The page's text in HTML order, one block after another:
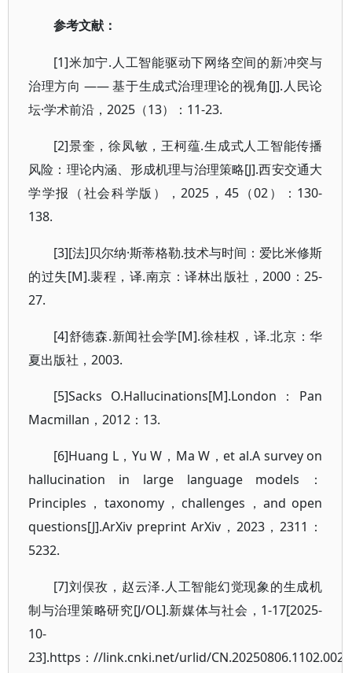
参考文献：
[1]米加宁.人工智能驱动下网络空间的新冲突与
治理方向 —— 基于生成式治理理论的视角[J].人民论
坛·学术前沿，2025（13）：11-23.
[2]景奎，徐凤敏，王柯蕴.生成式人工智能传播
风险：理论内涵、形成机理与治理策略[J].西安交通大
学学报（社会科学版），2025，45（02）：130-
138.
[3][法]贝尔纳·斯蒂格勒.技术与时间：爱比米修斯
的过失[M].裴程，译.南京：译林出版社，2000：25-
27.
[4]舒德森.新闻社会学[M].徐桂权，译.北京：华
夏出版社，2003.
[5]Sacks O.Hallucinations[M].London：Pan
Macmillan，2012：13.
[6]Huang L，Yu W，Ma W，et al.A survey on
hallucination in large language models：
Principles，taxonomy，challenges，and open
questions[J].ArXiv preprint ArXiv，2023，2311：
5232.
[7]刘俣孜，赵云泽.人工智能幻觉现象的生成机
制与治理策略研究[J/OL].新媒体与社会，1-17[2025-
10-
23].https：//link.cnki.net/urlid/CN.20250806.1102.002.